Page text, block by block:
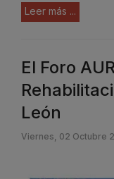
Leer más ...
El Foro
León
Viernes, 02 Octubre